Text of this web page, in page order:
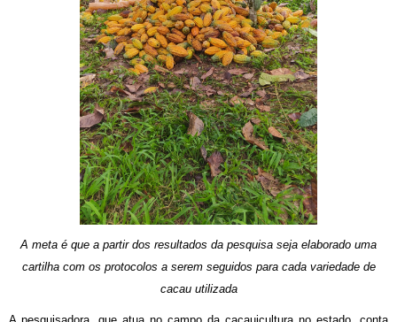
A meta é que a partir dos resultados da pesquisa seja elaborado uma
cartilha com os protocolos a serem seguidos para cada variedade de
cacau utilizada